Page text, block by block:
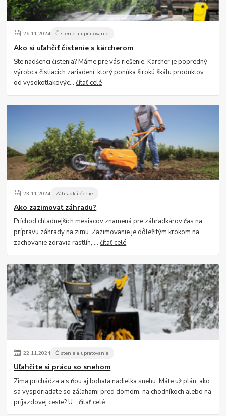
26.11.2024 Čistenie a upratovanie
Ako si uľahčiť čistenie s kärcherom
Ste nadšenci čistenia? Máme pre vás riešenie. Kärcher je popredný
výrobca čistiacich zariadení, ktorý ponúka širokú škálu produktov
od vysokotlakovýc...čítať celé
23.11.2024 Záhradkárčenie
Ako zazimovať záhradu?
Príchod chladnejších mesiacov znamená pre záhradkárov čas na
prípravu záhrady na zimu. Zazimovanie je dôležitým krokom na
zachovanie zdravia rastlín, ...čítať celé
22.11.2024 Čistenie a upratovanie
Uľahčite si prácu so snehom
Zima prichádza a s ňou aj bohatá nádielka snehu. Máte už plán, ako
sa vysporiadate so záľahami pred domom, na chodníkoch alebo na
príjazdovej ceste? U...čítať celé